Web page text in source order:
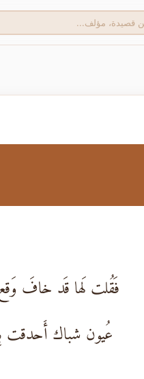
فَقُلت لَها قَد خافَ وَقع
عُيون شباك أَحدقت